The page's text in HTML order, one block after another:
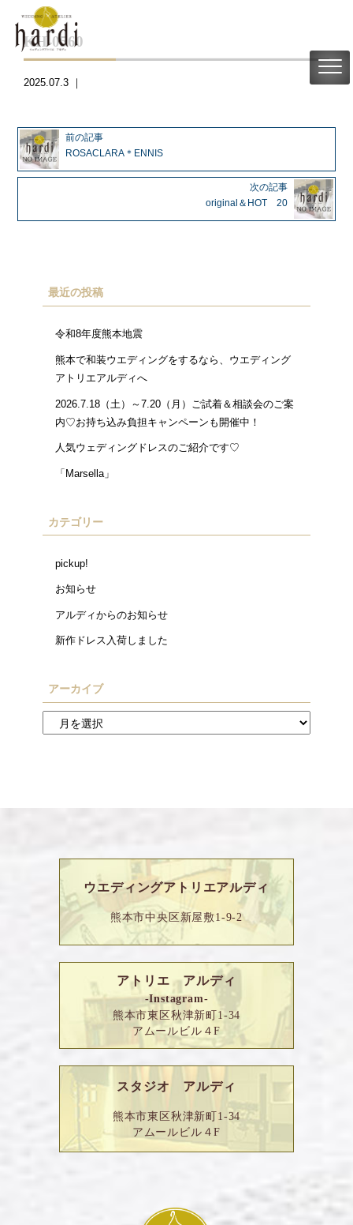
KH-0560
2025.07.3 ｜
前の記事
ROSACLARA＊ENNIS
次の記事
original＆HOT 20
最近の投稿
令和8年度熊本地震
熊本で和装ウエディングをするなら、ウエディング
アトリエアルディへ
2026.7.18（土）～7.20（月）ご試着＆相談会のご案
内♡お持ち込み負担キャンペーンも開催中！
人気ウェディングドレスのご紹介です♡
「Marsella」
カテゴリー
pickup!
お知らせ
アルディからのお知らせ
新作ドレス入荷しました
アーカイブ
ウエディングアトリエアルディ
熊本市中央区新屋敷1-9-2
アトリエ アルディ
-Instagram-
熊本市東区秋津新町1-34
アムールビル４F
スタジオ アルディ
熊本市東区秋津新町1-34
アムールビル４F